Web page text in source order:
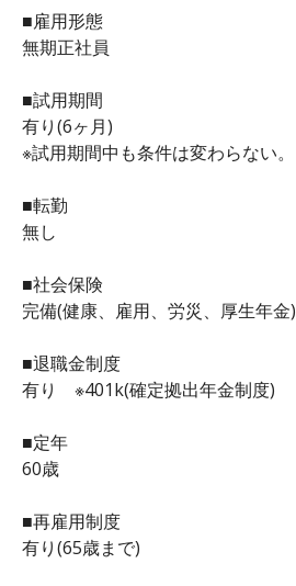
■雇用形態
無期正社員
■試用期間
有り(6ヶ月)
※試用期間中も条件は変わらない。
■転勤
無し
■社会保険
完備(健康、雇用、労災、厚生年金)
■退職金制度
有り ※401k(確定拠出年金制度)
■定年
60歳
■再雇用制度
有り(65歳まで)